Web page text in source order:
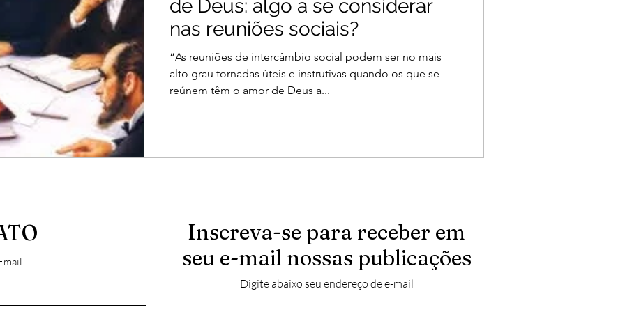
de Deus: algo a se considerar
nas reuniões sociais?
“As reuniões de intercâmbio social podem ser no mais
alto grau tornadas úteis e instrutivas quando os que se
reúnem têm o amor de Deus a...
Inscreva-se para receber em
seu e-mail nossas publicações
Digite abaixo seu endereço de e-mail